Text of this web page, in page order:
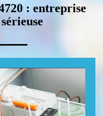
: entreprise